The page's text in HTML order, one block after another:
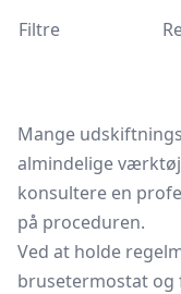
Filtre
Mange
almindelige
konsultere en
på proceduren.
Ved at holde
brusetermostat og